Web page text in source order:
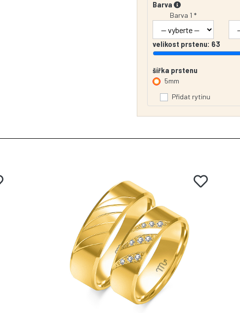
Barva
Barva 1 *
velikost prstenu: 63
šířka prstenu
5mm
Přidat rytinu